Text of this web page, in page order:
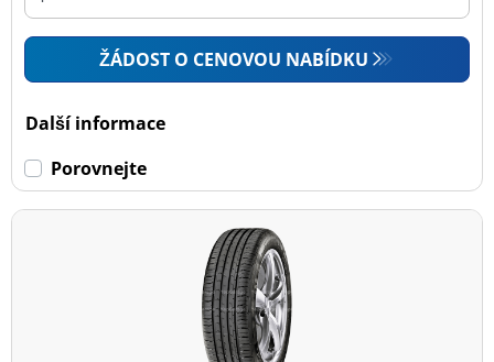
ŽÁDOST O CENOVOU NABÍDKU
Další informace
Porovnejte